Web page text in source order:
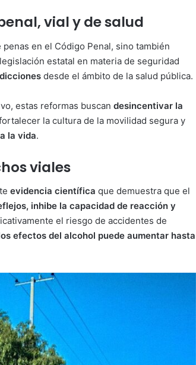
vial y de salud
en el Código Penal, sino también
estatal en materia de seguridad
desde el ámbito de la salud pública.
estas reformas buscan desincentivar la
la cultura de la movilidad segura y
la vida.
viales
evidencia científica que demuestra que el
inhibe la capacidad de reacción y
el riesgo de accidentes de
efectos del alcohol puede aumentar hasta